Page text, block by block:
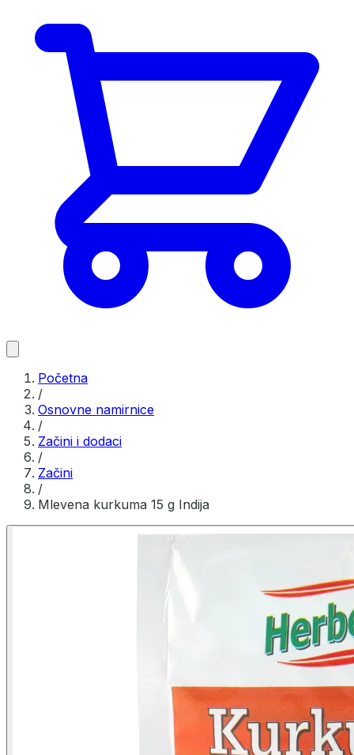
Početna
/
Osnovne namirnice
/
Začini i dodaci
/
Začini
/
Mlevena kurkuma 15 g Indija